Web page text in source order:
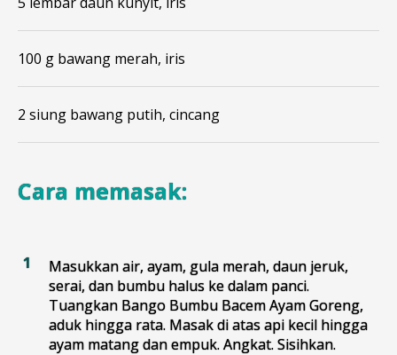
100 g bawang merah, iris
2 siung bawang putih, cincang
Cara memasak:
Masukkan air, ayam, gula merah, daun jeruk,
serai, dan bumbu halus ke dalam panci.
Tuangkan Bango Bumbu Bacem Ayam Goreng,
aduk hingga rata. Masak di atas api kecil hingga
ayam matang dan empuk. Angkat. Sisihkan.